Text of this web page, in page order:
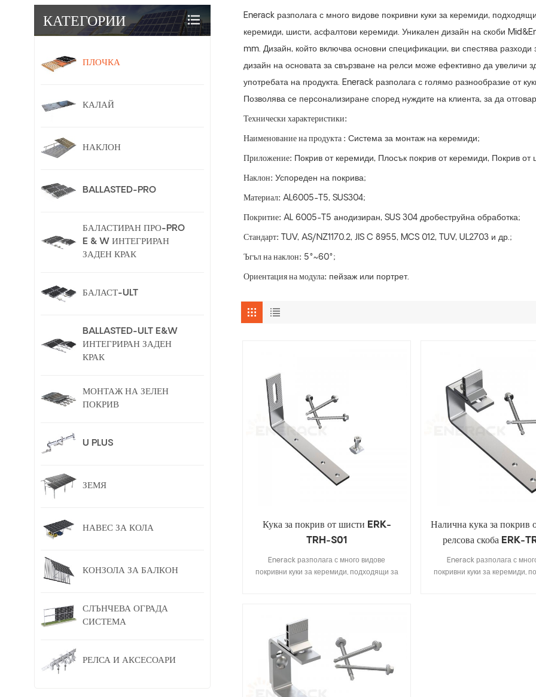
Enerack разполага с много видове покривни куки за керемиди,
керемиди, шисти, асфалтови керемиди. Уникален дизайн на скоби
mm. Дизайн, който включва основни спецификации, ви спестява
дизайн на основата за свързване на релси може ефективно да увеличи
употребата на продукта. Enerack разполага с голямо разнообразие от
Позволява се персонализиране според нуждите на клиента, за да
Технически характеристики:
Наименование на продукта : Система за монтаж на керемиди;
Приложение: Покрив от керемиди, Плосък покрив от керемиди, Покрив от
Наклон: Успореден на покрива;
Материал: AL6005-T5, SUS304;
Покритие: AL 6005-T5 анодизиран, SUS 304 дробеструйна обработка;
Стандарт: TUV, AS/NZ1170.2, JIS C 8955, MCS 012, TUV, UL2703 и др.;
Ъгъл на наклон: 5°~60°;
Ориентация на модула: пейзаж или портрет.
Кука за покрив от шисти ERK-
TRH-S01
Enerack разполага с много видове
покривни куки за керемиди, подходящи за
спецификации, ви спестява разходи за
инвентар, бърз и лесен за инсталиране.
Enerack разполага с голямо разнообразие
от куки за покрив, които предоставят на
клиентите опции. Позволява се
персонализиране според нуждите на
клиента, за да отговарят на специални
Налична кука за покрив
релсова скоба ERK-
Enerack разполага с
покривни куки за керемиди,
КАТЕГОРИИ
ПЛОЧКА
КАЛАЙ
НАКЛОН
BALLASTED-PRO
БАЛАСТИРАН ПРО-PRO
E & W ИНТЕГРИРАН
ЗАДЕН КРАК
БАЛАСТ-ULT
BALLASTED-ULT E&W
ИНТЕГРИРАН ЗАДЕН
КРАК
МОНТАЖ НА ЗЕЛЕН
ПОКРИВ
U PLUS
ЗЕМЯ
НАВЕС ЗА КОЛА
КОНЗОЛА ЗА БАЛКОН
СЛЪНЧЕВА ОГРАДА
СИСТЕМА
РЕЛСА И АКСЕСОАРИ